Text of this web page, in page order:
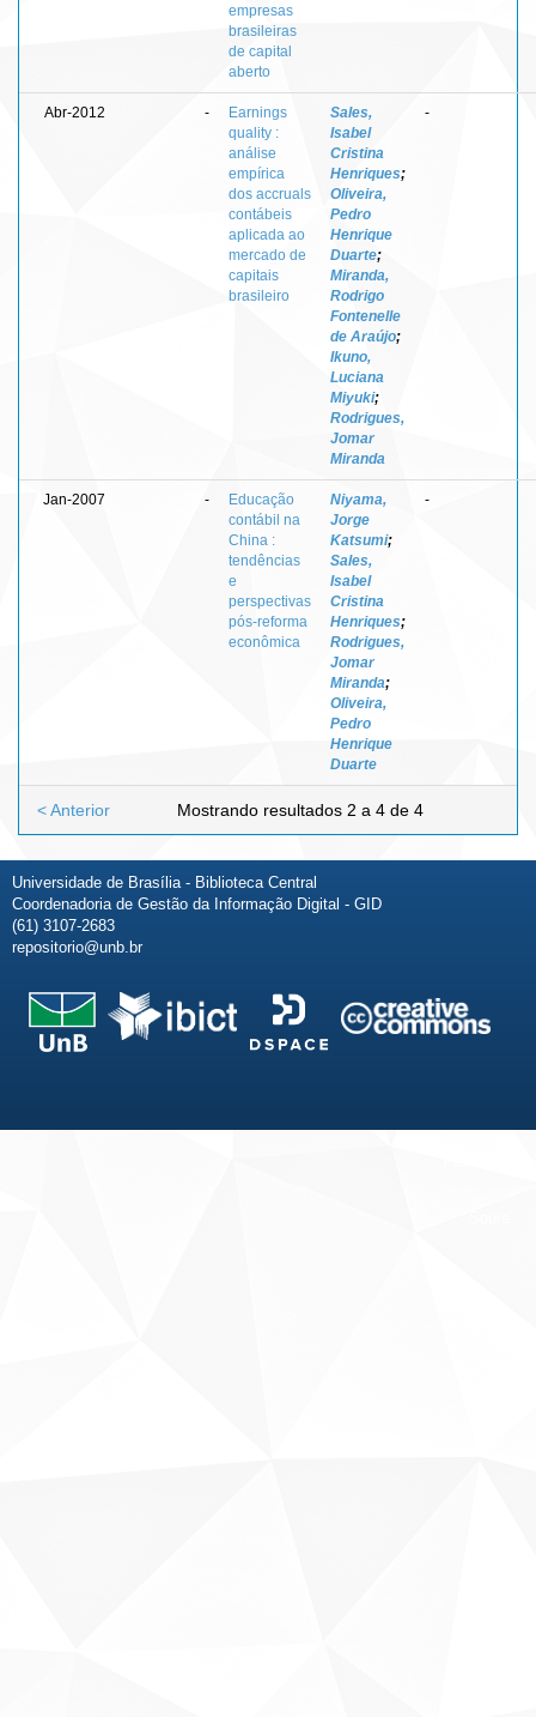
empresas
brasileiras
de capital
aberto
Abr-2012 -
Earnings
quality :
análise
empírica
dos accruals
contábeis
aplicada ao
mercado de
capitais
brasileiro
Sales,
Isabel
Cristina
Henriques;
Oliveira,
Pedro
Henrique
Duarte;
Miranda,
Rodrigo
Fontenelle
de Araújo;
Ikuno,
Luciana
Miyuki;
Rodrigues,
Jomar
Miranda
-
Jan-2007 -
Educação
contábil na
China :
tendências
e
perspectivas
pós-reforma
econômica
Niyama,
Jorge
Katsumi;
Sales,
Isabel
Cristina
Henriques;
Rodrigues,
Jomar
Miranda;
Oliveira,
Pedro
Henrique
Duarte
-
Mostrando resultados 2 a 4 de 4
< Anterior
Universidade de Brasília - Biblioteca Central
Coordenadoria de Gestão da Informação Digital - GID
(61) 3107-2683
repositorio@unb.br